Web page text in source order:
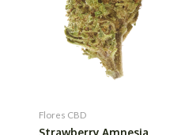
Flores CBD
Strawberry Amnesia